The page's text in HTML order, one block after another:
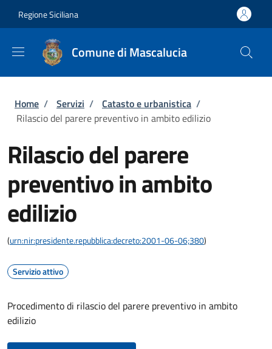
Regione Siciliana
Comune di Mascalucia
Briciole di pane
Home / Servizi / Catasto e urbanistica /
Rilascio del parere preventivo in ambito edilizio
Rilascio del parere
preventivo in ambito
edilizio
(urn:nir:presidente.repubblica:decreto:2001-06-06;380)
Servizio attivo
Procedimento di rilascio del parere preventivo in ambito
edilizio